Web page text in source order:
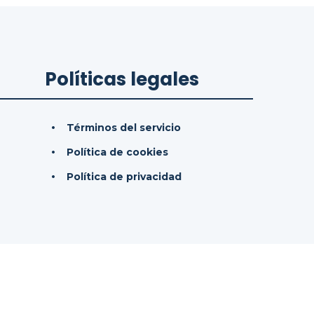
Políticas legales
Términos del servicio
Política de cookies
Política de privacidad